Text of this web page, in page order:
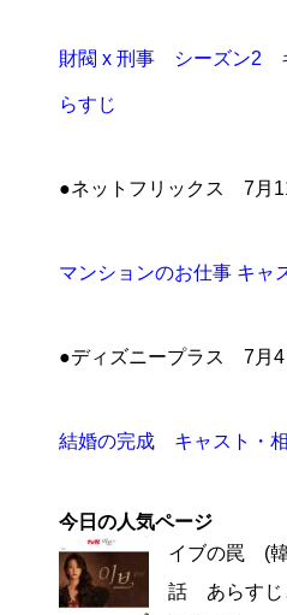
財閥 x 刑事 シーズン2
らすじ
●ネットフリックス 7月
マンションのお仕事 キ
●ディズニープラス 7月4
結婚の完成 キャスト・
今日の人気ページ
イブの罠 (
話 あらすじ